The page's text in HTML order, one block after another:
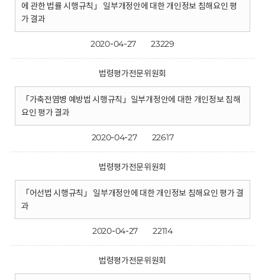
에 관한 법률 시행규칙」 일부개정안에 대한 개인정보 침해요인 평
가 결과
2020-04-27 23229
법령평가전문위원회
「가축전염병 예방법 시행규칙」일부개정안에 대한 개인정보 침해
요인 평가 결과
2020-04-27 22617
법령평가전문위원회
「어선법 시행규칙」 일부개정안에 대한 개인정보 침해요인 평가 결
과
2020-04-27 22114
법령평가전문위원회